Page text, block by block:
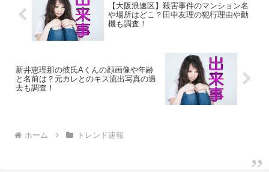
【大阪浪速区】殺害事件のマンション名
や場所はどこ？田中友理の犯行理由や動
機も調査！
新井恵理那の彼氏Aくんの顔画像や年齢
と名前は？元カレとのキス流出写真の過
去も調査！
ホーム トレンド速報